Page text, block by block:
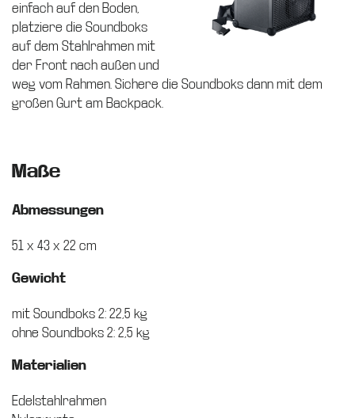
einfach auf den Boden,
platziere die Soundboks
auf dem Stahlrahmen mit
der Front nach außen und
weg vom Rahmen. Sichere die Soundboks dann mit dem
großen Gurt am Backpack.
Maße
Abmessungen
51 x 43 x 22 cm
Gewicht
mit Soundboks 2: 22,5 kg
ohne Soundboks 2: 2,5 kg
Materialien
Edelstahlrahmen